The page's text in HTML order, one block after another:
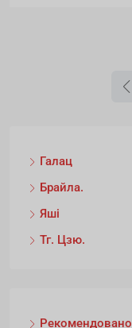
Галац
Брайла.
Яші
Тг. Цзю.
Рекомендовано